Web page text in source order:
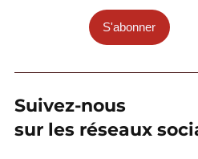
S'abonner
Suivez-nous
sur les réseaux